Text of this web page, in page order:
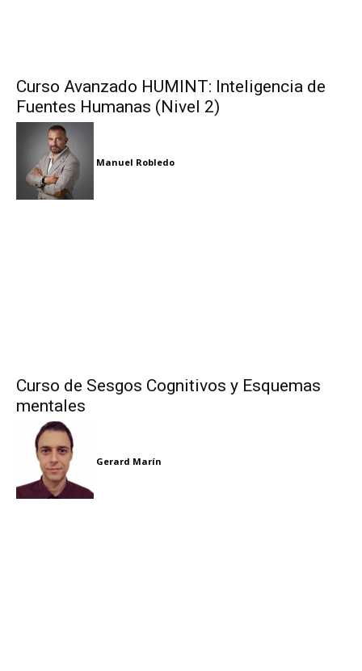
Curso Avanzado HUMINT: Inteligencia de
Fuentes Humanas (Nivel 2)
Manuel Robledo
Curso de Sesgos Cognitivos y Esquemas
mentales
Gerard Marín